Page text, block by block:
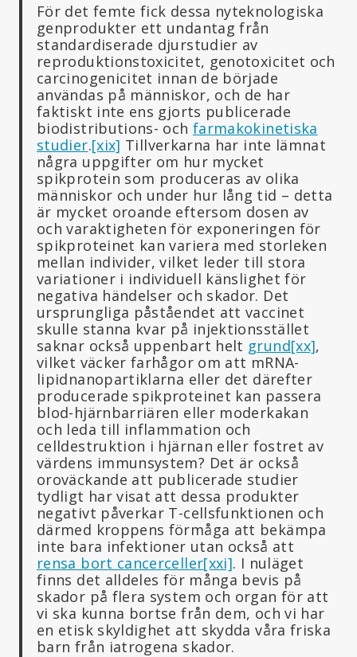
För det femte fick dessa nyteknologiska
genprodukter ett undantag från
standardiserade djurstudier av
reproduktionstoxicitet, genotoxicitet och
carcinogenicitet innan de började
användas på människor, och de har
faktiskt inte ens gjorts publicerade
biodistributions- och farmakokinetiska
studier.[xix] Tillverkarna har inte lämnat
några uppgifter om hur mycket
spikprotein som produceras av olika
människor och under hur lång tid – detta
är mycket oroande eftersom dosen av
och varaktigheten för exponeringen för
spikproteinet kan variera med storleken
mellan individer, vilket leder till stora
variationer i individuell känslighet för
negativa händelser och skador. Det
ursprungliga påståendet att vaccinet
skulle stanna kvar på injektionsstället
saknar också uppenbart helt grund[xx],
vilket väcker farhågor om att mRNA-
lipidnanopartiklarna eller det därefter
producerade spikproteinet kan passera
blod-hjärnbarriären eller moderkakan
och leda till inflammation och
celldestruktion i hjärnan eller fostret av
värdens immunsystem? Det är också
oroväckande att publicerade studier
tydligt har visat att dessa produkter
negativt påverkar T-cellsfunktionen och
därmed kroppens förmåga att bekämpa
inte bara infektioner utan också att
rensa bort cancerceller[xxi]. I nuläget
finns det alldeles för många bevis på
skador på flera system och organ för att
vi ska kunna bortse från dem, och vi har
en etisk skyldighet att skydda våra friska
barn från iatrogena skador.